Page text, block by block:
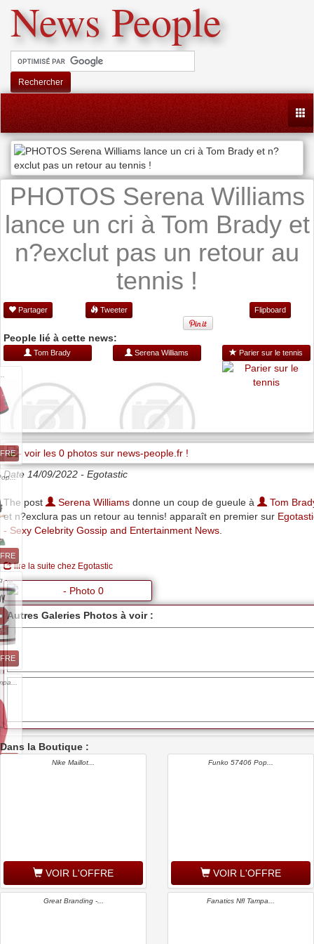
News People
Rechercher
PHOTOS Serena Williams
lance un cri à Tom Brady et
n?exclut pas un retour au
tennis !
Partager Tweeter Flipboard
People lié à cette news:
Tom Brady Serena Williams Parier sur le tennis
Date 14/09/2022 - Egotastic
The post Serena Williams donne un coup de gueule à
Tom
et n?exclura pas un retour au tennis! apparaît en premier sur
- Sexy Celebrity Gossip and Entertainment News
lire la suite chez Egotastic
Autres Galeries Photos à voir :
-...
Dans la Boutique :
Nike Maillot...
VOIR L'OFFRE
Funko 57406 Pop...
VOIR L'OFFRE
Great Branding -... Fanatics Nfl Tampa...